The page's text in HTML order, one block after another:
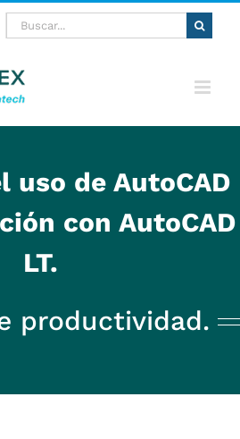
Buscar:
uso de AutoCAD
con AutoCAD
LT.
productividad.